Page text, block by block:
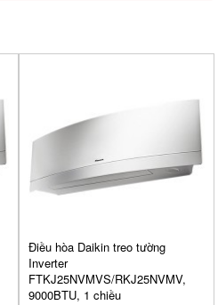
Điều hòa Daikin treo tường
Inverter
FTKJ25NVMVS/RKJ25NVMV,
9000BTU, 1 chiều